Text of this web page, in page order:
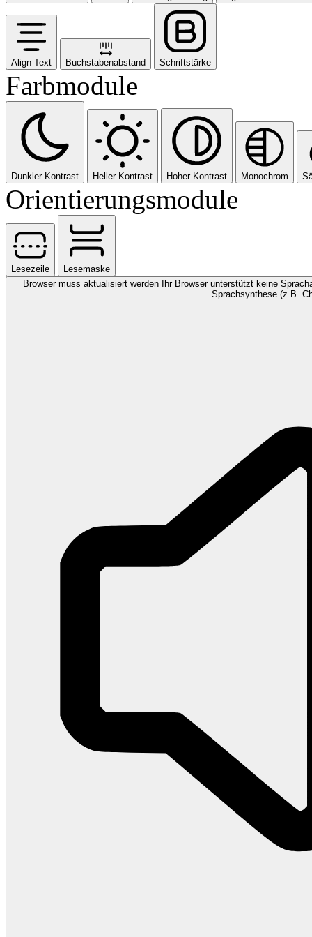
Align Text Buchstabenabstand Schriftstärke
Farbmodule
Dunkler Kontrast Heller Kontrast Hoher Kontrast Monochrom
Orientierungsmodule
Lesezeile
Lesemaske
Browser muss aktualisiert werden Ihr Browser unterstützt keine
Sprachsynthese (z.B.